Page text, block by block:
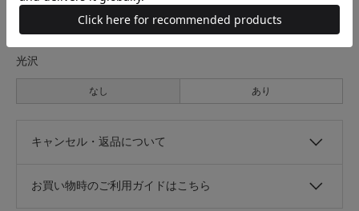
なし あり
光沢
なし あり
キャンセル・返品について
お買い物時のご利用ガイドはこちら